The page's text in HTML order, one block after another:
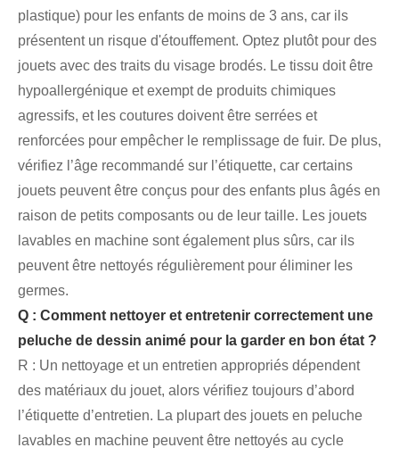
plastique) pour les enfants de moins de 3 ans, car ils
présentent un risque d'étouffement. Optez plutôt pour des
jouets avec des traits du visage brodés. Le tissu doit être
hypoallergénique et exempt de produits chimiques
agressifs, et les coutures doivent être serrées et
renforcées pour empêcher le remplissage de fuir. De plus,
vérifiez l’âge recommandé sur l’étiquette, car certains
jouets peuvent être conçus pour des enfants plus âgés en
raison de petits composants ou de leur taille. Les jouets
lavables en machine sont également plus sûrs, car ils
peuvent être nettoyés régulièrement pour éliminer les
germes.
Q : Comment nettoyer et entretenir correctement une
peluche de dessin animé pour la garder en bon état ?
R : Un nettoyage et un entretien appropriés dépendent
des matériaux du jouet, alors vérifiez toujours d’abord
l’étiquette d’entretien. La plupart des jouets en peluche
lavables en machine peuvent être nettoyés au cycle